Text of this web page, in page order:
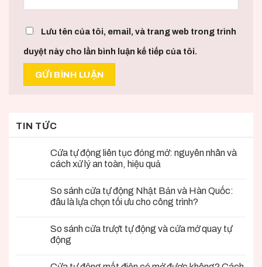
Lưu tên của tôi, email, và trang web trong trình
duyệt này cho lần bình luận kế tiếp của tôi.
TIN TỨC
Cửa tự động liên tục đóng mở: nguyên nhân và
cách xử lý an toàn, hiệu quả
So sánh cửa tự động Nhật Bản và Hàn Quốc:
đâu là lựa chọn tối ưu cho công trình?
So sánh cửa trượt tự động và cửa mở quay tự
động